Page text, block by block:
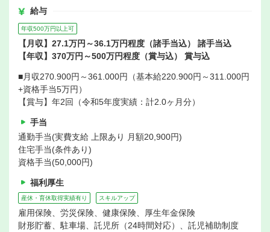
給与
年収500万円以上可
【月収】27.1万円～36.1万円程度（諸手当込） 諸手当込
【年収】370万円～500万円程度（賞与込） 賞与込
■月収270.900円～361.000円（基本給220.900円～311.000円
+資格手当5万円）
【賞与】年2回（令和5年度実績：計2.0ヶ月分）
手当
通勤手当(実費支給 上限あり 月額20,900円)
住宅手当(条件あり)
資格手当(50,000円)
福利厚生
産休・育休取得実績有り スキルアップ
雇用保険、労災保険、健康保険、厚生年金保険
財形貯蓄、駐車場、託児所（24時間対応）、託児補助制度